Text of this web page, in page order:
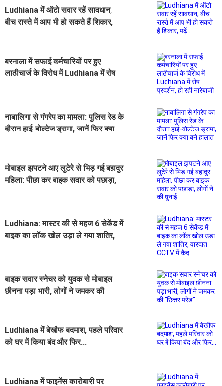
Ludhiana में ऑटो सवार रहें सावधान,
बीच रास्ते में आप भी हो सकते हैं शिकार,
बरनाला में सफाई कर्मचारियों पर हुए
लाठीचार्ज के विरोध में Ludhiana में रोष
नाबालिगा से गंगरेप का मामला: पुलिस रेड के
दौरान हाई-वोल्टेज ड्रामा, जानें फिर क्या
मोबाइल झपटने आए लुटेरे से भिड़ गई बहादुर
महिला: पीछा कर बाइक सवार को पछाड़ा,
Ludhiana: मास्टर की से महज 6 सेकेंड में
बाइक का लॉक खोल उड़ा ले गया शातिर,
बाइक सवार स्नेचर को युवक से मोबाइल
छीनना पड़ा भारी, लोगों ने जमकर की
Ludhiana में बेखौफ बदमाश, पहले परिवार
को घर में किया बंद और फिर...
Ludhiana में फाइनेंस कारोबारी पर